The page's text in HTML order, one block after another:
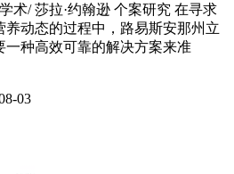
术/ 莎拉·约翰逊 个案研究 在寻求
养动态的过程中，路易斯安那州立
一种高效可靠的解决方案来准
03